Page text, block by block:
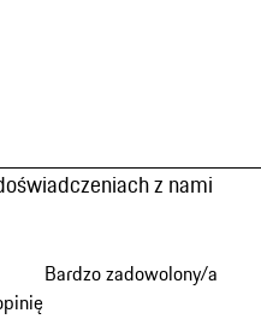
z nami
Bardzo zadowolony/a